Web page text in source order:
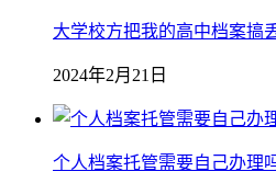
大学校方把我的高中档案搞
2024年2月21日
个人档案托管需要自己办理